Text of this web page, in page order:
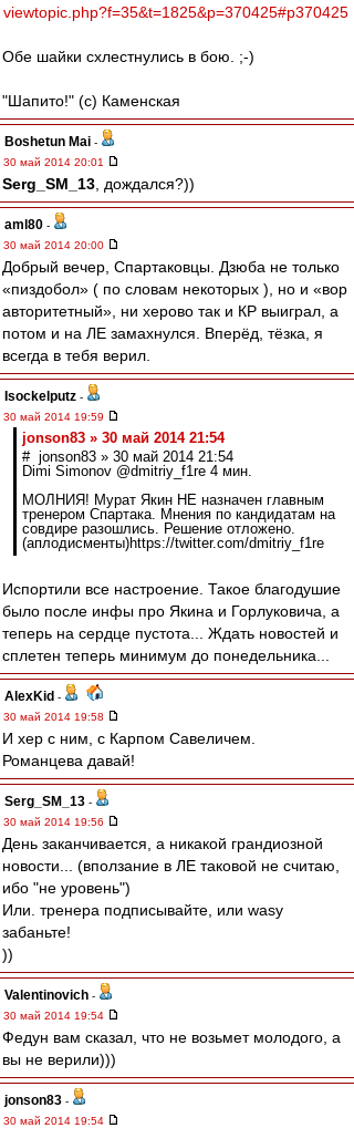
viewtopic.php?f=35&t=1825&p=370425#p370425
Обе шайки схлестнулись в бою. ;-)
"Шапито!" (с) Каменская
Boshetun Mai -
30 май 2014 20:01
Serg_SM_13 , дождался?))
aml80 -
30 май 2014 20:00
Добрый вечер, Спартаковцы. Дзюба не только
«пиздобол» ( по словам некоторых ), но и «вор
авторитетный», ни херово так и КР выиграл, а
потом и на ЛЕ замахнулся. Вперёд, тёзка, я
всегда в тебя верил.
Isockelputz -
30 май 2014 19:59
jonson83 » 30 май 2014 21:54
# jonson83 » 30 май 2014 21:54
Dimi Simonov ‏@dmitriy_f1re 4 мин.
МОЛНИЯ! Мурат Якин НЕ назначен главным
тренером Спартака. Мнения по кандидатам на
совдире разошлись. Решение отложено.
(аплодисменты)https://twitter.com/dmitriy_f1re
Испортили все настроение. Такое благодушие
было после инфы про Якина и Горлуковича, а
теперь на сердце пустота... Ждать новостей и
сплетен теперь минимум до понедельника...
AlexKid -
30 май 2014 19:58
И хер с ним, с Карпом Савеличем.
Романцева давай!
Serg_SM_13 -
30 май 2014 19:56
День заканчивается, а никакой грандиозной
новости... (вползание в ЛЕ таковой не считаю,
ибо "не уровень")
Или. тренера подписывайте, или wasy
забаньте!
))
Valentinovich -
30 май 2014 19:54
Федун вам сказал, что не возьмет молодого, а
вы не верили)))
jonson83 -
30 май 2014 19:54